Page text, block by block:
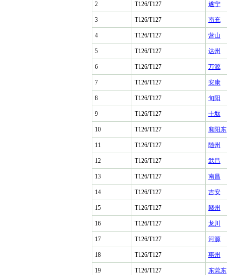
2 T126/T127 遂宁
3 T126/T127 南充
4 T126/T127 营山
5 T126/T127 达州
6 T126/T127 万源
7 T126/T127 安康
8 T126/T127 旬阳
9 T126/T127 十堰
10 T126/T127 襄阳东
11 T126/T127 随州
12 T126/T127 武昌
13 T126/T127 南昌
14 T126/T127 吉安
15 T126/T127 赣州
16 T126/T127 龙川
17 T126/T127 河源
18 T126/T127 惠州
19 T126/T127 东莞东